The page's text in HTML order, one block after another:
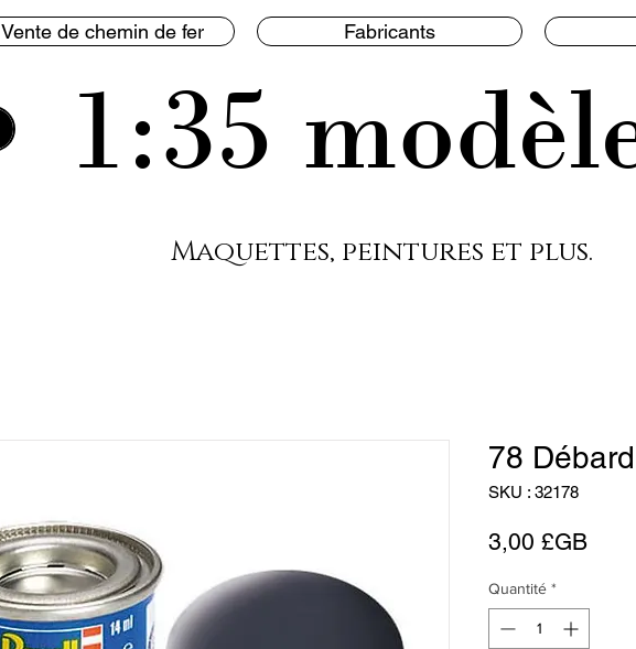
Vente de chemin de fer Fabricants
1:35
Maquettes, peintures et plus.
78
SKU : 32178
3,00 £GBPrix
Quantité *